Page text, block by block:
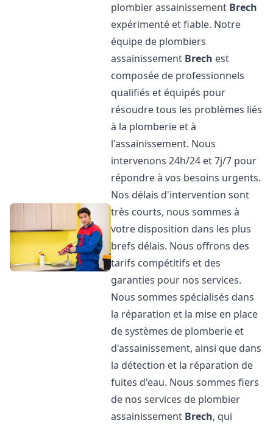
plombier assainissement Brech
expérimenté et fiable. Notre
équipe de plombiers
assainissement Brech est
composée de professionnels
qualifiés et équipés pour
résoudre tous les problèmes liés
à la plomberie et à
l'assainissement. Nous
intervenons 24h/24 et 7j/7 pour
répondre à vos besoins urgents.
Nos délais d'intervention sont
très courts, nous sommes à
votre disposition dans les plus
brefs délais. Nous offrons des
tarifs compétitifs et des
garanties pour nos services.
Nous sommes spécialisés dans
la réparation et la mise en place
de systèmes de plomberie et
d'assainissement, ainsi que dans
la détection et la réparation de
fuites d'eau. Nous sommes fiers
de nos services de plombier
assainissement Brech, qui